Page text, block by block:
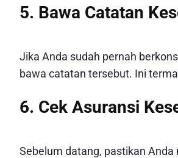
5. Bawa Catatan
Jika Anda sudah pernah
bawa catatan tersebut. Ini
6. Cek Asuransi
Sebelum datang, pastikan